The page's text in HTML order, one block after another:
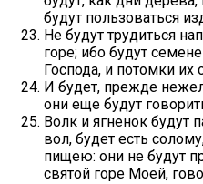
будут пользоваться
Не будут трудиться
горе; ибо будут
Господа, и потомки их
И будет, прежде
они еще будут
Волк и ягненок будут
вол, будет есть
пищею: они не будут
святой горе Моей,